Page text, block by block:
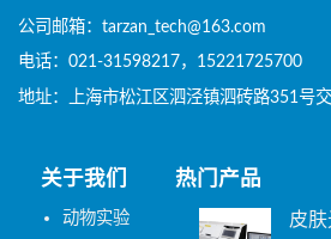
公司邮箱：tarzan_tech@163.com
电话：021-31598217，15221725700
地址：上海市松江区泗泾镇泗砖路351号
关于我们
动物实验
热门产品
皮